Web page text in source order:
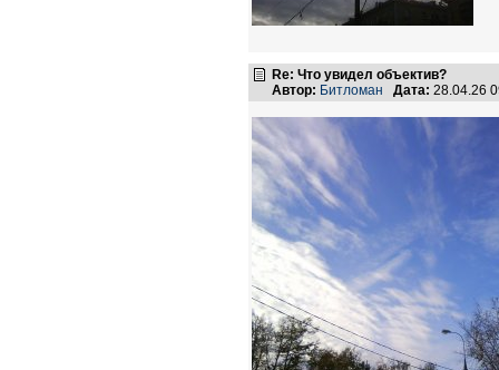
Re: Что увидел объектив?
Автор: Битломан Дата: 28.04.26